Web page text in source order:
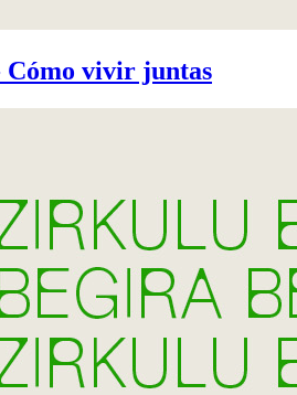
Cómo vivir juntas